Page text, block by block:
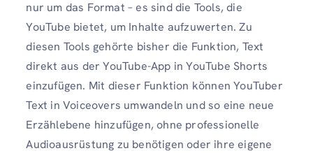
nur um das Format – es sind die Tools, die
YouTube bietet, um Inhalte aufzuwerten. Zu
diesen Tools gehörte bisher die Funktion, Text
direkt aus der YouTube-App in YouTube Shorts
einzufügen. Mit dieser Funktion können YouTuber
Text in Voiceovers umwandeln und so eine neue
Erzählebene hinzufügen, ohne professionelle
Audioausrüstung zu benötigen oder ihre eigene